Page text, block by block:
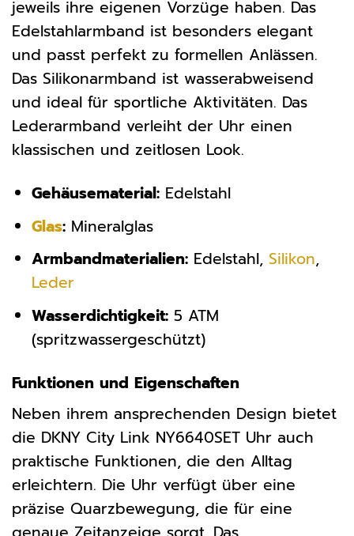
jeweils ihre eigenen Vorzüge haben. Das
Edelstahlarmband ist besonders elegant
und passt perfekt zu formellen Anlässen.
Das Silikonarmband ist wasserabweisend
und ideal für sportliche Aktivitäten. Das
Lederarmband verleiht der Uhr einen
klassischen und zeitlosen Look.
Gehäusematerial:Edelstahl
Glas:Mineralglas
Armbandmaterialien:Edelstahl, Silikon,
Leder
Wasserdichtigkeit:5 ATM
(spritzwassergeschützt)
Funktionen und Eigenschaften
Neben ihrem ansprechenden Design bietet
die DKNY City Link NY6640SET Uhr auch
praktische Funktionen, die den Alltag
erleichtern. Die Uhr verfügt über eine
präzise Quarzbewegung, die für eine